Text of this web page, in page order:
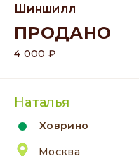
Шиншилл
ПРОДАНО
4 000 ₽
Наталья
Ховрино
Москва